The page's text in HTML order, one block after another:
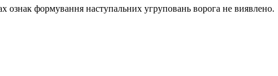
ознак формування наступальних угруповань ворога не виявлено.